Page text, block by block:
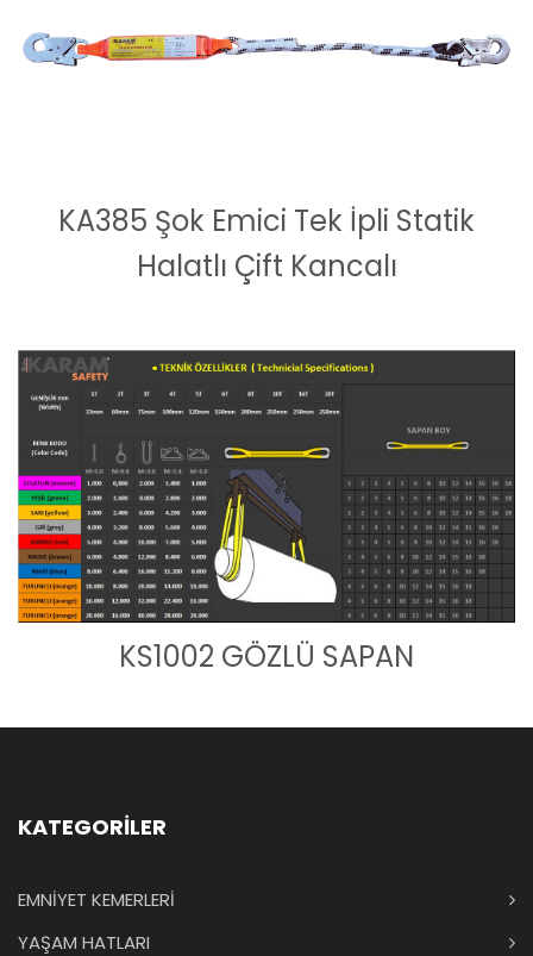
KA385 Şok Emici Tek İpli Statik
Halatlı Çift Kancalı
KS1002 GÖZLÜ SAPAN
KATEGORİLER
EMNİYET KEMERLERİ
YAŞAM HATLARI